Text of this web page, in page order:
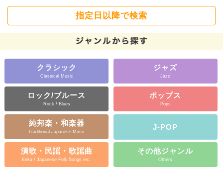
指定日以降で検索
クラシック
Classical Music
ジャズ
Jazz
ロック/ブルース
Rock / Blues
ポップス
Pops
純邦楽・和楽器
Traditional Japanese Music
J-POP
演歌・民謡・歌謡曲
Enka / Japanese Folk Songs etc.
その他ジャンル
Others